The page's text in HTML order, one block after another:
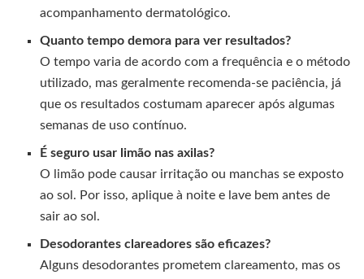
acompanhamento dermatológico.
Quanto tempo demora para ver resultados?
O tempo varia de acordo com a frequência e o método
utilizado, mas geralmente recomenda-se paciência, já
que os resultados costumam aparecer após algumas
semanas de uso contínuo.
É seguro usar limão nas axilas?
O limão pode causar irritação ou manchas se exposto
ao sol. Por isso, aplique à noite e lave bem antes de
sair ao sol.
Desodorantes clareadores são eficazes?
Alguns desodorantes prometem clareamento, mas os